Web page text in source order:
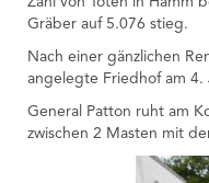
Gräber auf 5.076 stieg.
Nach einer gänzlichen
angelegte Friedhof am 4.
General Patton ruht am
zwischen 2 Masten mit